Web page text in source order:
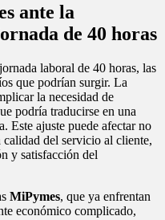
ante la
de 40 horas
laboral de 40 horas, las
que podrían surgir. La
la necesidad de
podría traducirse en una
Este ajuste puede afectar no
del servicio al cliente,
y satisfacción del
MiPymes, que ya enfrentan
económico complicado,